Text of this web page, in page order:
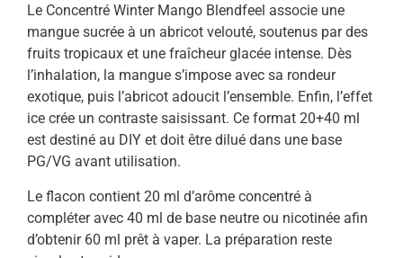
Le Concentré Winter Mango Blendfeel associe une
mangue sucrée à un abricot velouté, soutenus par des
fruits tropicaux et une fraîcheur glacée intense. Dès
l’inhalation, la mangue s’impose avec sa rondeur
exotique, puis l’abricot adoucit l’ensemble. Enfin, l’effet
ice crée un contraste saisissant. Ce format 20+40 ml
est destiné au DIY et doit être dilué dans une base
PG/VG avant utilisation.
Le flacon contient 20 ml d’arôme concentré à
compléter avec 40 ml de base neutre ou nicotinée afin
d’obtenir 60 ml prêt à vaper. La préparation reste